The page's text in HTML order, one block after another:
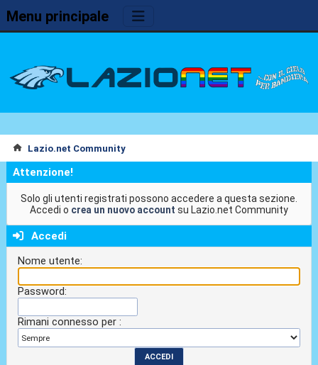
Menu principale
Lazio.net Community
Attenzione!
Solo gli utenti registrati possono accedere a questa sezione.
Accedi o crea un nuovo account su Lazio.net Community
Accedi
Nome utente:
Password:
Rimani connesso per :